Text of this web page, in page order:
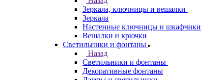
Зеркала, ключницы и вешалки
Зеркала
Настенные ключницы и шкафчики
Вешалки и крючки
Светильники и фонтаны
Назад
Светильники и фонтаны
Декоративные фонтаны